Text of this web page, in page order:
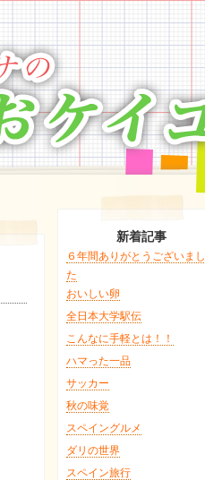
新着記事
６年間ありがとうございまし
た
おいしい卵
全日本大学駅伝
こんなに手軽とは！！
ハマった一品
サッカー
秋の味覚
スペイングルメ
ダリの世界
スペイン旅行